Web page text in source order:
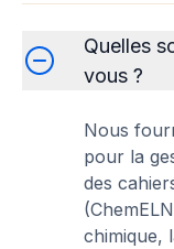
Quelles
vous ?
Nous
pour la
des
chimique,